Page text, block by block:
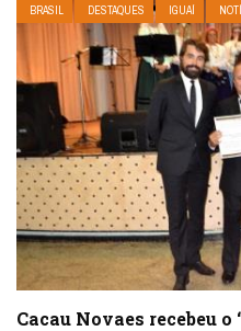
BRASIL DESTAQUES IGUAÍ
Cacau Novaes recebeu o